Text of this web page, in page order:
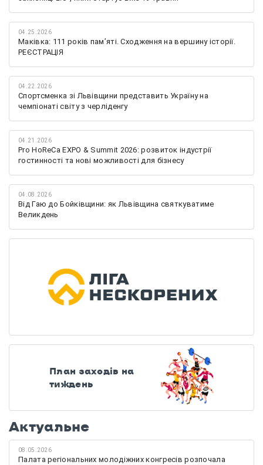
04.25.2026
Маківка: 111 років пам’яті. Сходження на вершину історії.
РЕЄСТРАЦІЯ
04.22.2026
Спортсменка зі Львівщини представить Україну на
чемпіонаті світу з черліденгу
04.21.2026
Pro HoReCa EXPO & Summit 2026: розвиток індустрії
гостинності та нові можливості для бізнесу
04.08.2026
Від Гаю до Бойківщини: як Львівщина святкуватиме
Великдень
План заходів на
тиждень
Актуальне
08.05.2026
Палата регіональних молодіжних конгресів розпочала